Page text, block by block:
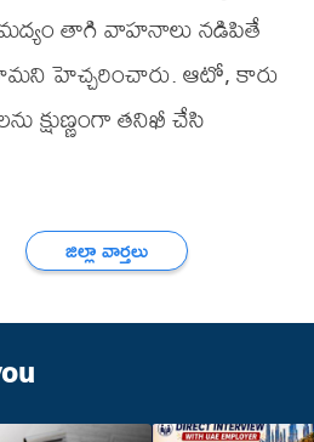
తాగి వాహనాలు నడిపితే
హెచ్చరించారు. ఆటో, కారు
క్షుణ్ణంగా తనిఖీ చేసి
జిల్లా వార్తలు